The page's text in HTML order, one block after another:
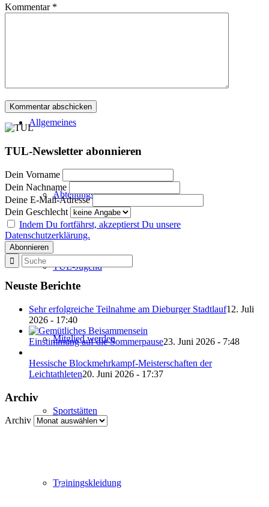
Allgemeines
Abteilungsvorstand
TUL-Jugend
Mitglied werden
Sportstätten
Trainingskleidung
Kommentar *
TUL-Newsletter abonnieren
Dein Vorname
Dein Nachname
Deine E-Mail-Adresse
Dein Geschlecht
Indem Du fortfährst, akzeptierst Du unsere
Datenschutzerklärung.
Neuste Berichte
Sehr erfolgreiche Teilnahme am Dieburger Stadtlauf12. Juli
2026 - 17:40
Einstimmung auf die Sommerpause23. Juni 2026 - 7:48
Hessische Blockmehrkampf-Meisterschaften der
Leichtathleten20. Juni 2026 - 17:37
Archiv
Archiv
Schulgasse 27